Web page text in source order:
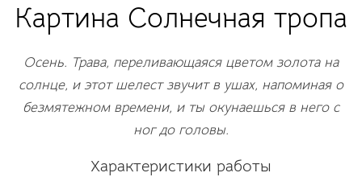
Картина Солнечная тропа
Осень. Трава, переливающаясяцветом золота на
солнце, и этот шелест звучит в ушах, напоминая о
безмятежном времени, и ты окунаешься в него с
ног до головы.
Характеристики работы